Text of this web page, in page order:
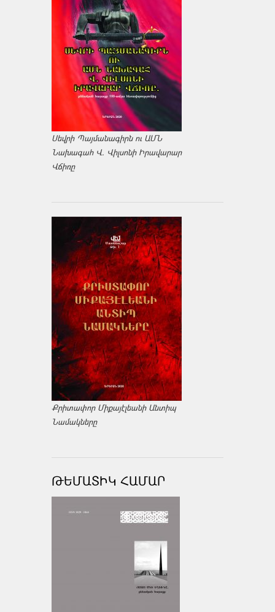
Սեվրի Պայմանագիրն ու ԱՄՆ
Նախագահ Վ. Վիլսոնի Իրավարար
Վճիռը
Քրիտափոր Միքայէլեանի Անտիպ
Նամակները
ԹԵՄԱՏԻԿ ՀԱՄԱՐ